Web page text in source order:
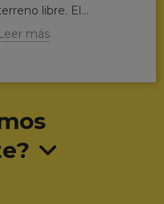
libre. El...
más